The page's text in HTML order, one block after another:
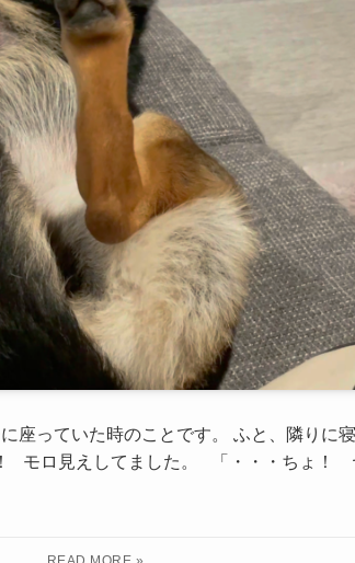
座っていた時のことです。 ふと、隣りに
モロ見えしてました。 「・・・ちょ！